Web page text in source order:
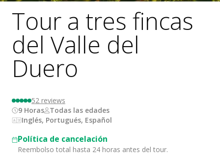
Tour a tres fincas
del Valle del
Duero
52 reviews
9 Horas
Todas las edades
Inglés, Portugués, Español
Política de cancelación
Reembolso total hasta 24 horas antes del tour.